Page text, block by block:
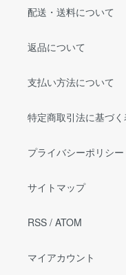
配送・送料について
返品について
支払い方法について
特定商取引法に基づ
プライバシーポリシー
サイトマップ
RSS / ATOM
マイアカウント